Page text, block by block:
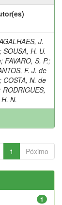
J.
; SOUSA, H. U.
; FAVARO, S. P.;
F. J. de
; COSTA, N. de
; RODRIGUES,
N.
1 Póximo
1